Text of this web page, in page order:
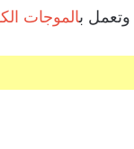
وتعمل بالموجات